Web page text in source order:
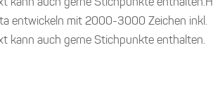
kann auch gerne Stichpunkte
entwickeln mit 2000-3000 Zeichen inkl.
kann auch gerne Stichpunkte enthalten.